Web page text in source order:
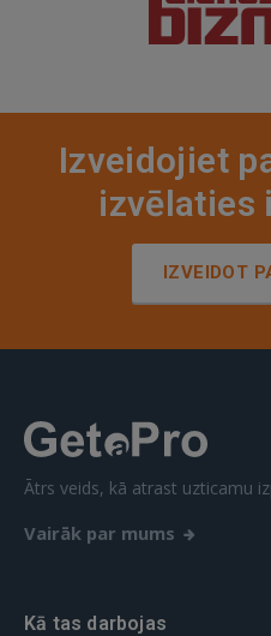
Izveidojiet
izvēlaties
IZVEIDOT
Ātrs veids, kā atrast uzticamu
Vairāk par mums
Kā tas darbojas